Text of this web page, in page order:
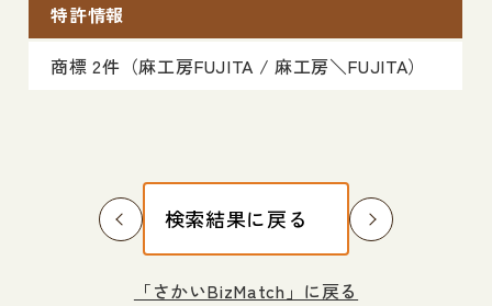
特許情報
商標 2件（麻工房FUJITA / 麻工房＼FUJITA）
検索結果に戻る
「さかいBizMatch」に戻る